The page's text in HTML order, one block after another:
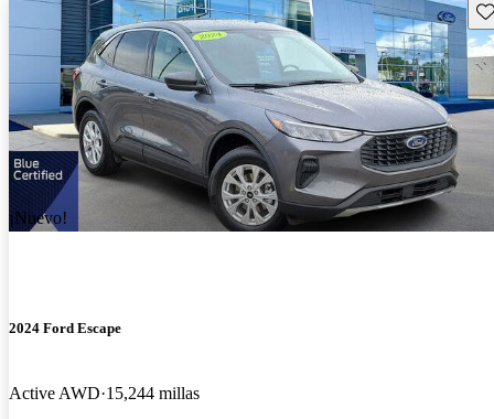
¡Nuevo!
2024 Ford Escape
Active AWD 15,244 millas